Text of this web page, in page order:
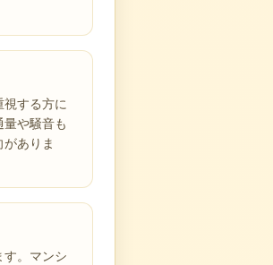
する方に
や騒音も
ありま
。マンシ